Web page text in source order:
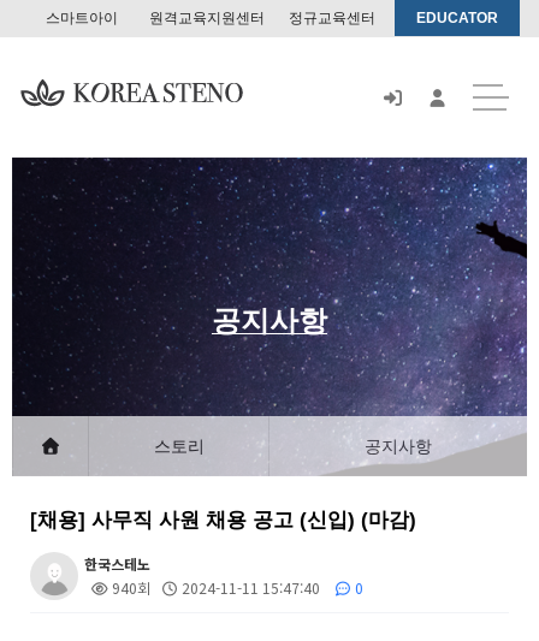
스마트아이 원격교육지원센터 정규교육센터 EDUCATOR
공지사항
스토리 공지사항
[채용] 사무직 사원 채용 공고 (신입) (마감)
한국스테노
940회
2024-11-11 15:47:40 0